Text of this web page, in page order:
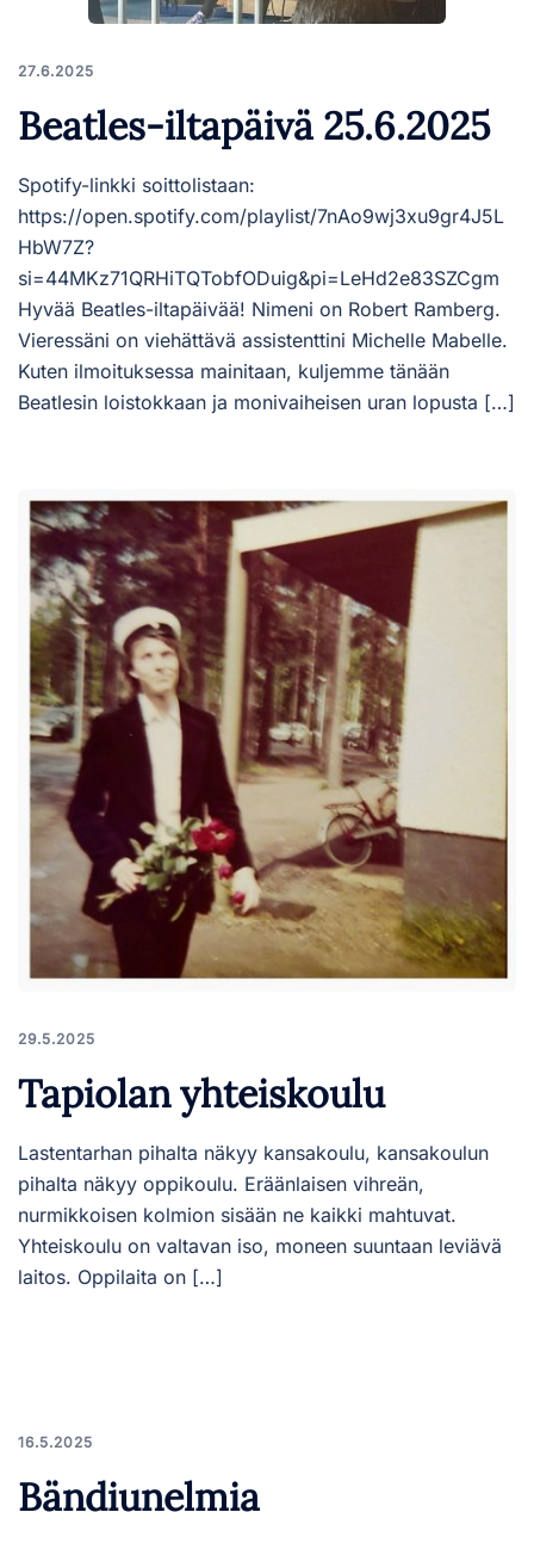
27.6.2025
Beatles-iltapäivä 25.6.2025
Spotify-linkki soittolistaan:
https://open.spotify.com/playlist/7nAo9wj3xu9gr4J5L
HbW7Z?
si=44MKz71QRHiTQTobfODuig&pi=LeHd2e83SZCgm
Hyvää Beatles-iltapäivää! Nimeni on Robert Ramberg.
Vieressäni on viehättävä assistenttini Michelle Mabelle.
Kuten ilmoituksessa mainitaan, kuljemme tänään
Beatlesin loistokkaan ja monivaiheisen uran lopusta […]
29.5.2025
Tapiolan yhteiskoulu
Lastentarhan pihalta näkyy kansakoulu, kansakoulun
pihalta näkyy oppikoulu. Eräänlaisen vihreän,
nurmikkoisen kolmion sisään ne kaikki mahtuvat.
Yhteiskoulu on valtavan iso, moneen suuntaan leviävä
laitos. Oppilaita on […]
16.5.2025
Bändiunelmia